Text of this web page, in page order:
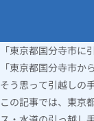
単身の引越
引越し業者
「東京都国分寺市に
「東京都国分寺市か
そう思って引越しの
この記事では、東京